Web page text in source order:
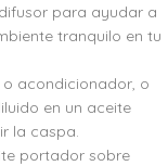
para ayudar a
tranquilo en tu
acondicionador, o
en un aceite
la caspa.
portador sobre